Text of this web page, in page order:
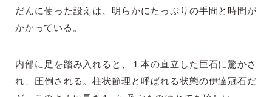
だんに使った設えは、明らかにたっぷりの手間と時間が
かかっている。
内部に足を踏み入れると、１本の直立した巨石に驚かさ
れ、圧倒される。柱状節理と呼ばれる状態の伊達冠石だ